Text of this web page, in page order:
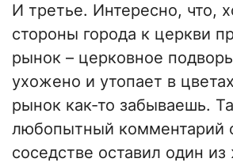
И третье. Интересно, что,
стороны города к церкви
рынок – церковное
ухожено и утопает в
рынок как-то забываешь.
любопытный комментарий
соседстве оставил один